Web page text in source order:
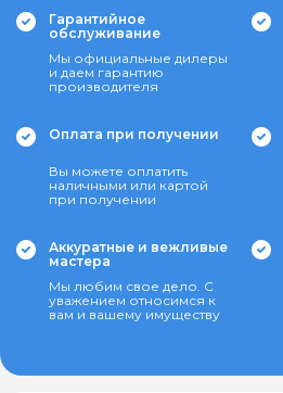
Гарантийное
обслуживание
Мы официальные дилеры
и даем гарантию
производителя
Оплата при получении
Вы можете оплатить
наличными или картой
при получении
Аккуратные и вежливые
мастера
Мы любим свое дело. С
уважением относимся к
вам и вашему имуществу